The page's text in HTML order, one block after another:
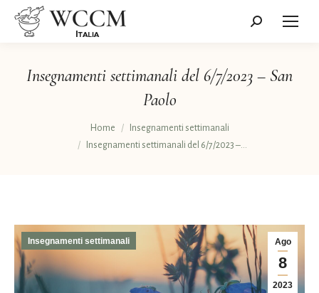
Cerca:
Insegnamenti settimanali del 6/7/2023 – San
Paolo
Home
Insegnamenti settimanali
Insegnamenti settimanali del 6/7/2023 –…
Ago
8
2023
Insegnamenti settimanali